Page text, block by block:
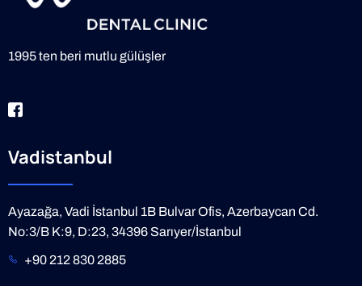
1995 ten beri mutlu gülüşler
Vadistanbul
Ayazağa, Vadi İstanbul 1B Bulvar Ofis, Azerbaycan Cd.
No:3/B K:9, D:23, 34396 Sarıyer/İstanbul
+90 212 830 2885